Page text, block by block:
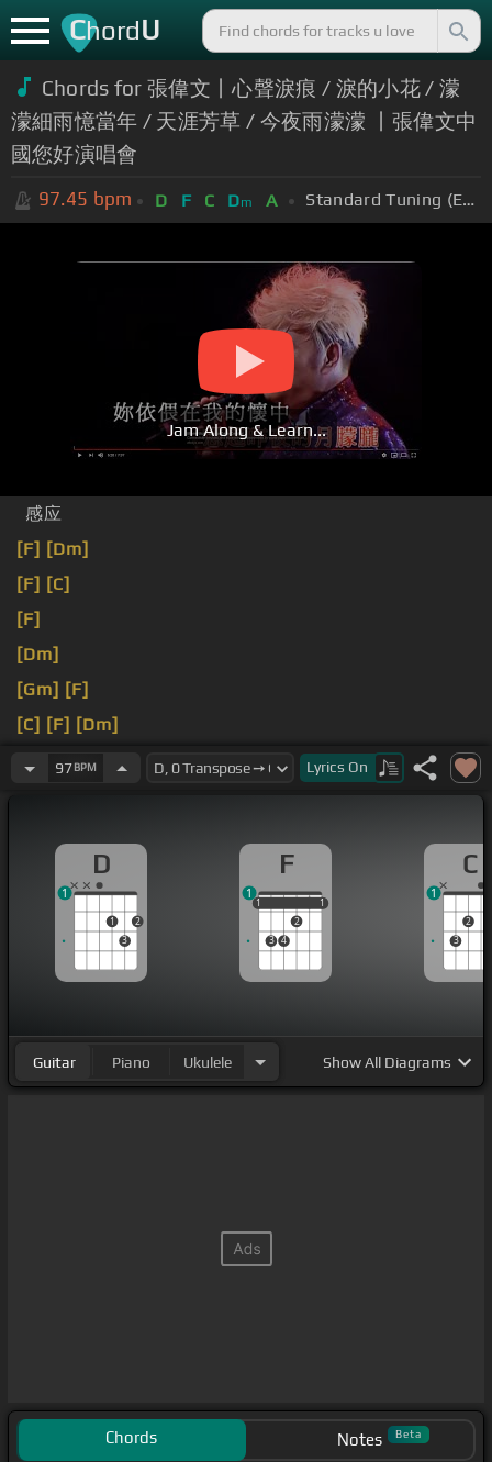
ChordU
Chords for 張偉文丨心聲淚痕 / 淚的小花 / 濛
濛細雨憶當年 / 天涯芳草 / 今夜雨濛濛 丨張偉文中
國您好演唱會
97.45 bpm D F C Dm A Standard Tuning (EADGBE)
Jam Along & Learn...
感应
[F] [Dm]
[F] [C]
[F]
[Dm]
[Gm] [F]
[C] [F] [Dm]
[C] [F]
97BPM Lyrics On
D
1
3
2
1
F
1
3 4
2
1
1 1
1
C
3
2
1
Guitar Piano Ukulele ShowAll Diagrams
Chords Notes Beta